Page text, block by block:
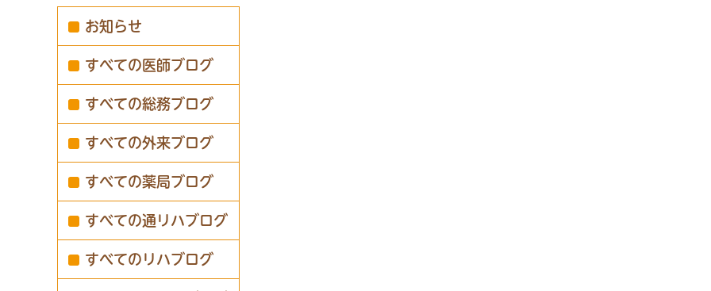
お知らせ
すべての医師ブログ
すべての総務ブログ
すべての外来ブログ
すべての薬局ブログ
すべての通リハブログ
すべてのリハブログ